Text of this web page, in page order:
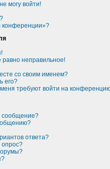
могу войти!
конференции»?
равно неправильное!
со своим именем?
его?
требуют войти на
сообщение?
ответа?
опрос?